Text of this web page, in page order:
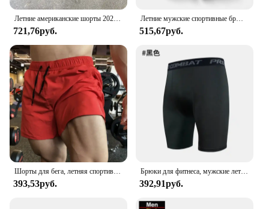
721,76руб.
Летние мужские спортивные брюки, быстросохнущие повседневные шорты с карманами, базовые однотонные брюки из искусственной кожи, шорты для бега, пляжа
515,67руб.
393,53руб.
Брюки для фитнеса, мужские летние тонкие эластичные быстросохнущие спортивные шорты, баскетбольные тренировочные колготки для фитнеса, бега, женские колготки с пятью точками
392,91руб.